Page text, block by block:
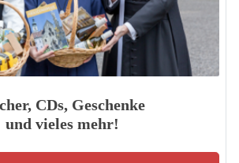
CDs, Geschenke
und vieles mehr!